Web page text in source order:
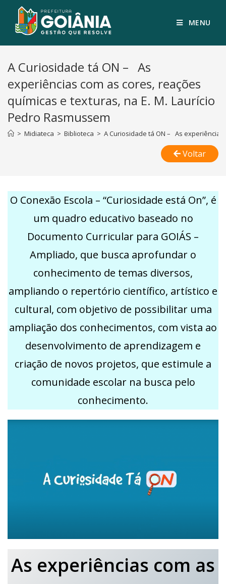
MENU
A Curiosidade tá ON – As
experiências com as cores, reações
químicas e texturas, na E. M. Laurício
Pedro Rasmussem
> Midiateca > Biblioteca > A Curiosidade tá ON – As experiências
Voltar
O Conexão Escola – “Curiosidade está On”, é
um quadro educativo baseado no
Documento Curricular para GOIÁS –
Ampliado, que busca aprofundar o
conhecimento de temas diversos,
ampliando o repertório científico, artístico e
cultural, com objetivo de possibilitar uma
ampliação dos conhecimentos, com vista ao
desenvolvimento de aprendizagem e
criação de novos projetos, que estimule a
comunidade escolar na busca pelo
conhecimento.
As experiências com as